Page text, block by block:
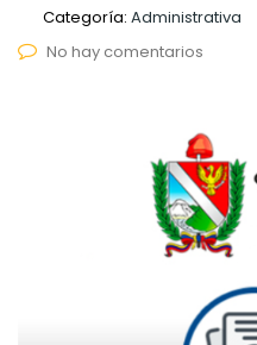
Categoría: Administrativa
No hay comentarios